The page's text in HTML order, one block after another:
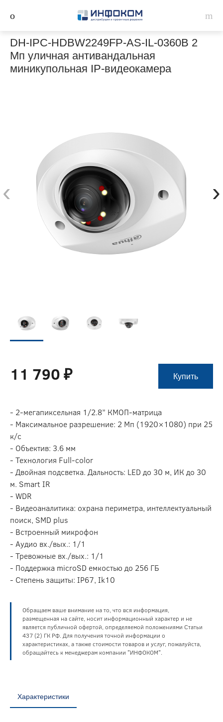
DH-IPC-HDBW2249FP-AS-IL-0360B 2
Мп уличная антивандальная
миникупольная IP-видеокамера
‹ ›
11 790 ₽ Купить
- 2-мегапиксельная 1/2.8” КМОП-матрица
- Максимальное разрешение: 2 Мп (1920×1080) при 25
к/с
- Объектив: 3.6 мм
- Технология Full-color
- Двойная подсветка. Дальность: LED до 30 м, ИК до 30
м. Smart IR
- WDR
- Видеоаналитика: охрана периметра, интеллектуальный
поиск, SMD plus
- Встроенный микрофон
- Аудио вх./вых.: 1/1
- Тревожные вх./вых.: 1/1
- Поддержка microSD емкостью до 256 ГБ
- Степень защиты: IP67, Ik10
Обращаем ваше внимание на то, что вся информация,
размещенная на сайте, носит информационный характер и не
является публичной офертой, определяемой положениями Статьи
437 (2) ГК РФ. Для получения точной информации о
характеристиках, а также стоимости товаров и услуг, пожалуйста,
обращайтесь к менеджерам компании "ИНФОКОМ".
Характеристики